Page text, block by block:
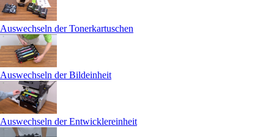
Auswechseln der Tonerkartuschen
Auswechseln der Bildeinheit
Auswechseln der Entwicklereinheit